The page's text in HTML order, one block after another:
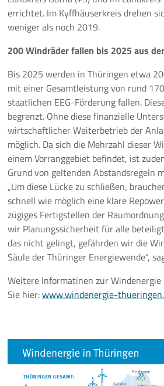
errichtet. Im Kyffhäuserkreis drehen
weniger als noch 2019.
200 Windräder fallen bis 2025 aus
Bis 2025 werden in Thüringen etwa
mit einer Gesamtleistung von rund
staatlichen EEG-Förderung fallen.
begrenzt. Ohne diese finanzielle
wirtschaftlicher Weiterbetrieb der
möglich. Da sich die Mehrzahl dieser
einem Vorranggebiet befindet, ist
Grund von geltenden Abstandsregeln
„Um diese Lücke zu schließen,
schnell wie möglich eine klare
zügiges Fertigstellen der
wir Planungssicherheit für alle
das nicht gelingt, gefährden wir die
Säule der Thüringer Energiewende“,
Weitere Informatinen zur
Sie hier:www.windenergie-